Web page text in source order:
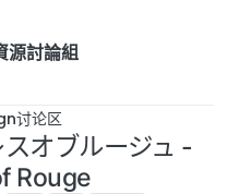
源討論組
讨论区
オブルージュ -
Rouge